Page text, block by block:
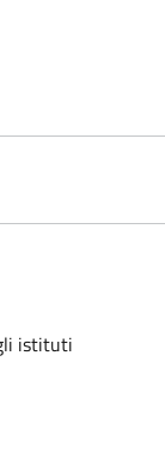
istituti